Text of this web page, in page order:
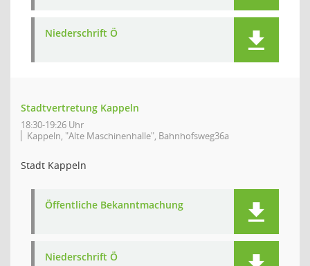
Niederschrift Ö
Stadtvertretung Kappeln
18:30-19:26 Uhr
Kappeln, "Alte Maschinenhalle", Bahnhofsweg36a
Stadt Kappeln
Öffentliche Bekanntmachung
Niederschrift Ö